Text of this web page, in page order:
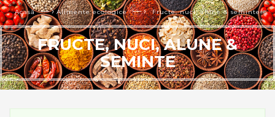
Acasă — ›Alimente ecologice — › Fructe, nuci, alune & seminte
FRUCTE, NUCI, ALUNE &
SEMINTE